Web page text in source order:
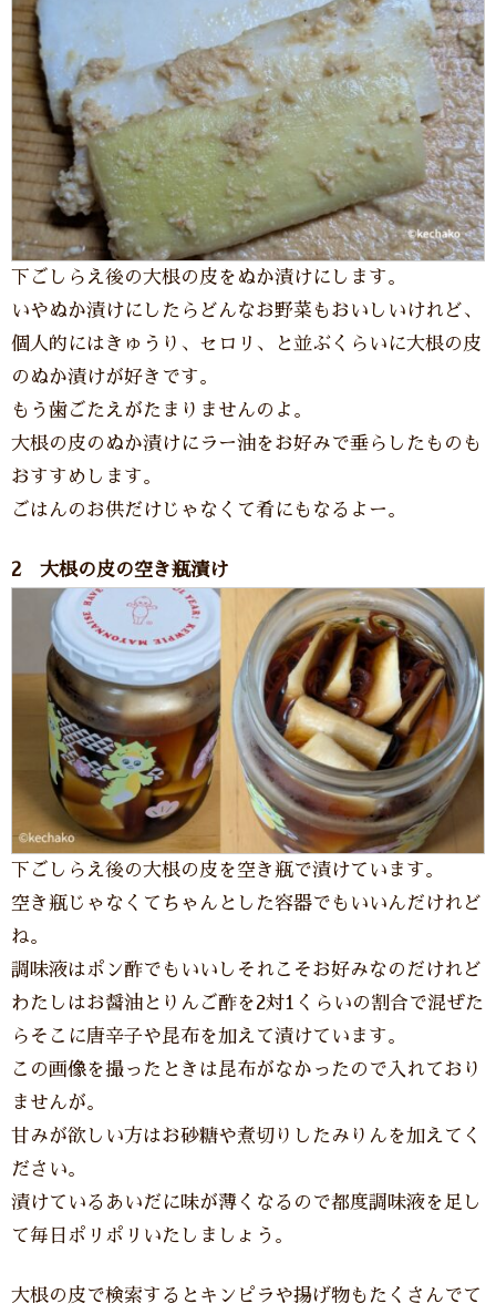
下ごしらえ後の大根の皮をぬか漬けにします。
いやぬか漬けにしたらどんなお野菜もおいしいけれど、
個人的にはきゅうり、セロリ、と並ぶくらいに大根の皮
のぬか漬けが好きです。
もう歯ごたえがたまりませんのよ。
大根の皮のぬか漬けにラー油をお好みで垂らしたものも
おすすめします。
ごはんのお供だけじゃなくて肴にもなるよー。
2 大根の皮の空き瓶漬け
下ごしらえ後の大根の皮を空き瓶で漬けています。
空き瓶じゃなくてちゃんとした容器でもいいんだけれど
ね。
調味液はポン酢でもいいしそれこそお好みなのだけれど
わたしはお醤油とりんご酢を2対1くらいの割合で混ぜた
らそこに唐辛子や昆布を加えて漬けています。
この画像を撮ったときは昆布がなかったので入れており
ませんが。
甘みが欲しい方はお砂糖や煮切りしたみりんを加えてく
ださい。
漬けているあいだに味が薄くなるので都度調味液を足し
て毎日ポリポリいたしましょう。
大根の皮で検索するとキンピラや揚げ物もたくさんでて